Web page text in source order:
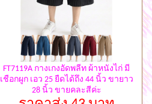
FT7119A กางเกงอัดพลีท ผ้าหนังไก่ มี
เชือกผูก เอว 25 ยืดได้ถึง 44 นิ้ว ขายาว
28 นิ้ว ขายคละสีค่ะ